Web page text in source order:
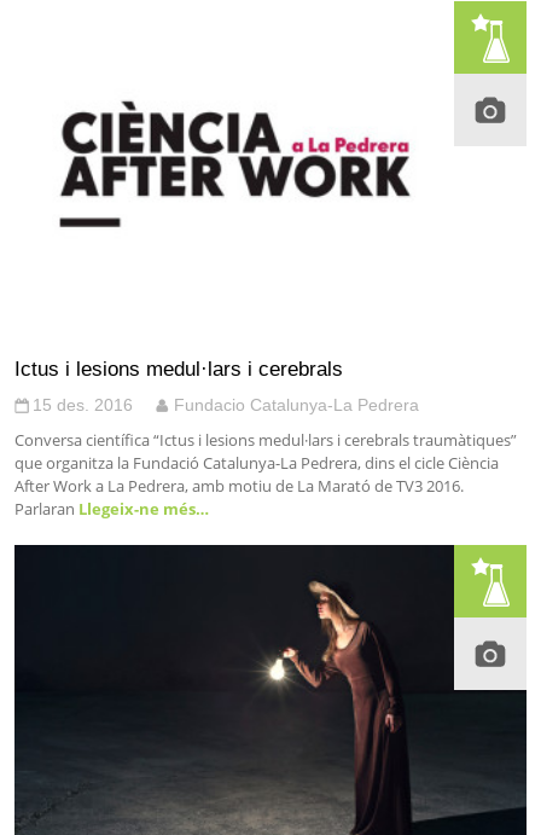
Ictus i lesions medul·lars i cerebrals
15 des. 2016 Fundacio Catalunya-La Pedrera
Conversa científica “Ictus i lesions medul·lars i cerebrals traumàtiques”
que organitza la Fundació Catalunya-La Pedrera, dins el cicle Ciència
After Work a La Pedrera, amb motiu de La Marató de TV3 2016.
Parlaran Llegeix-ne més…